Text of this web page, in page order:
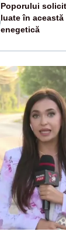
Poporului
luate în
enegetică